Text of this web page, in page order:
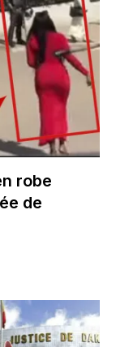
robe
de